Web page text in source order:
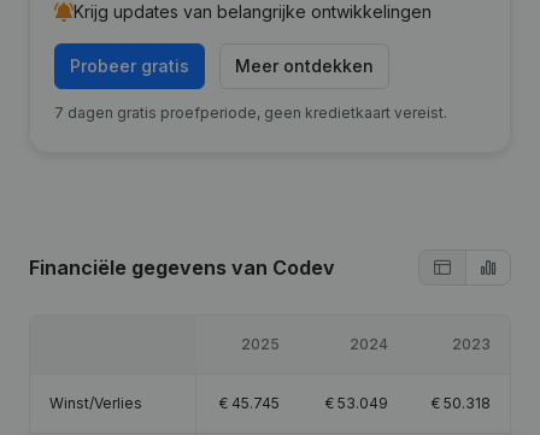
Krijg updates van belangrijke ontwikkelingen
Probeer gratis Meer ontdekken
7 dagen gratis proefperiode, geen kredietkaart vereist.
Financiële gegevens van Codev
2025 2024 2023
Winst/Verlies € 45.745 € 53.049 € 50.318